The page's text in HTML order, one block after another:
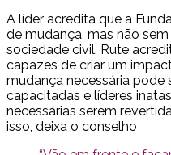
A líder acredita que a
de mudança, mas não
sociedade civil. Rute
capazes de criar um
mudança necessária pode
capacitadas e líderes
necessárias serem
isso, deixa o conselho